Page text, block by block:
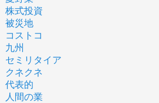
株式投資
被災地
コストコ
九州
セミリタイア
クネクネ
代表的
人間の業